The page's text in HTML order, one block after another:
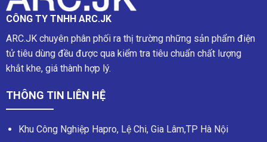
CÔNG TY TNHH ARC.JK
ARC.JK chuyên phân phối ra thị trường những sản phẩm điện
tử tiêu dùng đều được qua kiểm tra tiêu chuẩn chất lượng
khắt khe, giá thành hợp lý.
THÔNG TIN LIÊN HỆ
Khu Công Nghiệp Hapro, Lệ Chi, Gia Lâm,TP Hà Nội